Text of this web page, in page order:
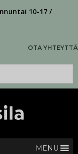
10-17 /
OTA YHTEYTTÄ
MENU